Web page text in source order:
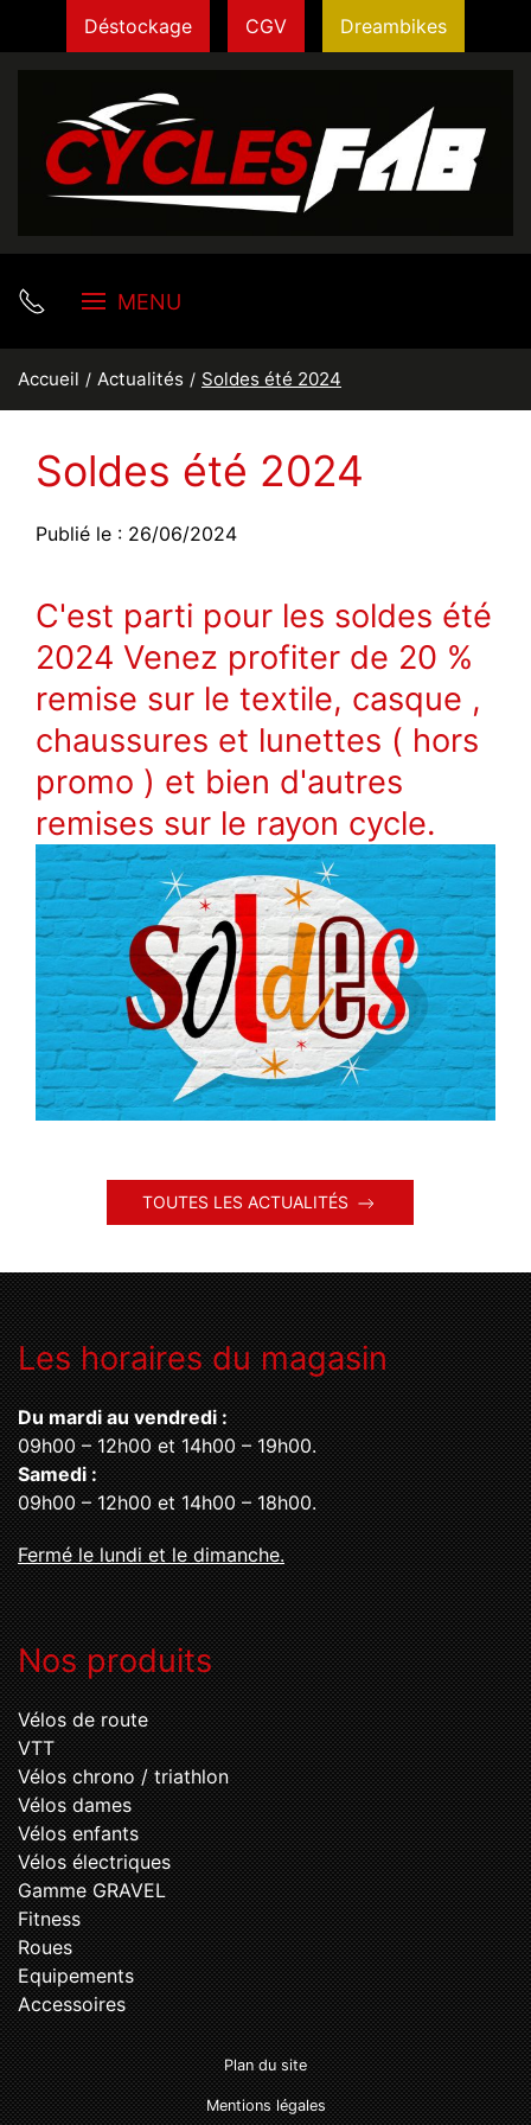
Déstockage CGV Dreambikes
MENU
Accueil Actualités Soldes été 2024
Soldes été 2024
Publié le : 26/06/2024
C'est parti pour les soldes été
2024 Venez profiter de 20 %
remise sur le textile, casque ,
chaussures et lunettes ( hors
promo ) et bien d'autres
remises sur le rayon cycle.
TOUTES LES ACTUALITÉS
Les horaires du magasin
Du mardi au vendredi :
09h00 – 12h00 et 14h00 – 19h00.
Samedi :
09h00 – 12h00 et 14h00 – 18h00.
Fermé le lundi et le dimanche.
Nos produits
Vélos de route
VTT
Vélos chrono / triathlon
Vélos dames
Vélos enfants
Vélos électriques
Gamme GRAVEL
Fitness
Roues
Equipements
Accessoires
Plan du site
Mentions légales